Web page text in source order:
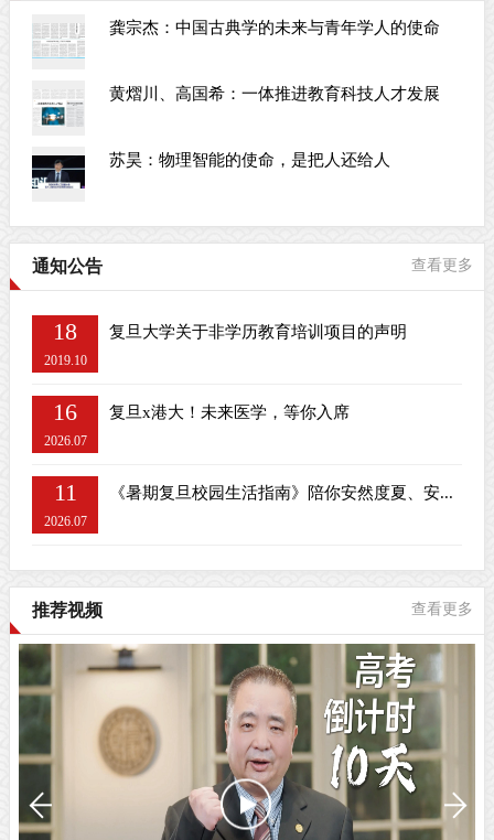
龚宗杰：中国古典学的未来与青年学人的使命
黄熠川、高国希：一体推进教育科技人才发展
苏昊：物理智能的使命，是把人还给人
通知公告 查看更多
18
2019.10
复旦大学关于非学历教育培训项目的声明
16
2026.07
复旦x港大！未来医学，等你入席
11
2026.07
《暑期复旦校园生活指南》陪你安然度夏、安...
推荐视频 查看更多